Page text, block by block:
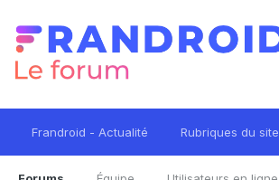
Frandroid - Actualité Rubriques du site